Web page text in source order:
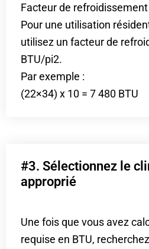
Facteur de refroidissement
Pour une utilisation
utilisez un facteur de
BTU/pi2.
Par exemple :
(22×34) x 10 = 7 480 BTU
#3. Sélectionnez le
approprié
Une fois que vous avez
requise en BTU,